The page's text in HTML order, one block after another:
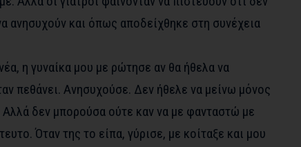
ανησυχούν και όπως αποδείχθηκε στη συνέχεια
η γυναίκα μου με ρώτησε αν θα ήθελα να
πεθάνει. Ανησυχούσε. Δεν ήθελε να μείνω μόνος
Αλλά δεν μπορούσα ούτε καν να με φανταστώ με
Όταν της το είπα, γύρισε, με κοίταξε και μου